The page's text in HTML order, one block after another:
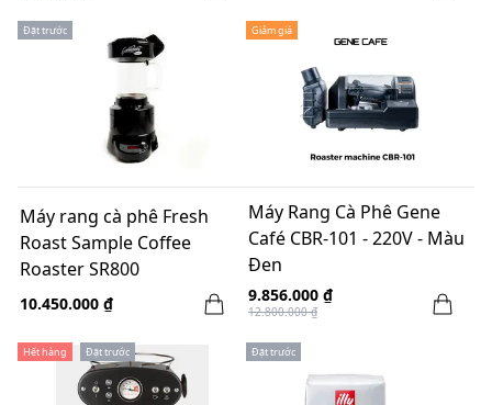
Đặt trước
Máy rang cà phê Fresh
Roast Sample Coffee
Roaster SR800
10.450.000 ₫
Giảm giá
Máy Rang Cà Phê Gene
Café CBR-101 - 220V - Màu
Đen
9.856.000 ₫
12.800.000 ₫
Hết hàng Đặt trước Đặt trước